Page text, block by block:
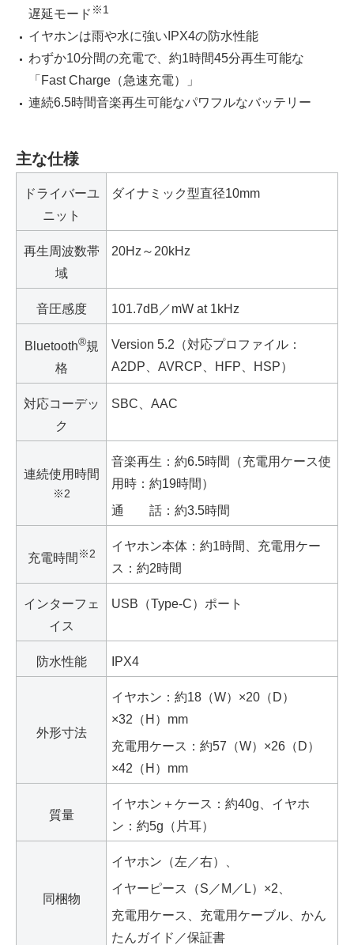
遅延モード ※ 1
イヤホンは雨や水に強いIPX4の防水性能
わずか10分間の充電で、約1時間45分再生可能な
「Fast Charge（急速充電）」
連続6.5時間音楽再生可能なパワフルなバッテリー
主な仕様
ドライバーユ
ニット
ダイナミック型直径10mm
再生周波数帯
域
20Hz～20kHz
音圧感度 101.7dB／mW at 1kHz
Bluetooth®規
格
Version 5.2（対応プロファイル：
A2DP、AVRCP、HFP、HSP）
対応コーデッ
ク
SBC、AAC
連続使用時間
※2
音楽再生：約6.5時間（充電用ケース使
用時：約19時間）
通 話：約3.5時間
充電時間 ※2
イヤホン本体：約1時間、充電用ケー
ス：約2時間
インターフェ
イス
USB（Type-C）ポート
防水性能 IPX4
外形寸法
イヤホン：約18（W）×20（D）
×32（H）mm
充電用ケース：約57（W）×26（D）
×42（H）mm
質量
イヤホン＋ケース：約40g、イヤホ
ン：約5g（片耳）
同梱物
イヤホン（左／右）、
イヤーピース（S／M／L）×2、
充電用ケース、充電用ケーブル、かん
たんガイド／保証書